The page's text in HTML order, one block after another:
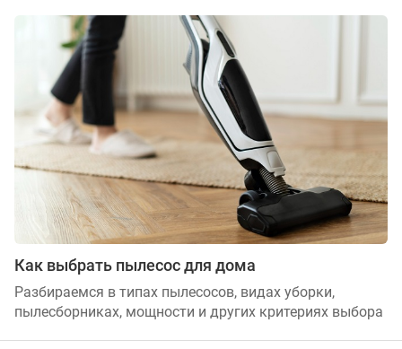
Как выбрать пылесос для дома
Разбираемся в типах пылесосов, видах уборки,
пылесборниках, мощности и других критериях выбора